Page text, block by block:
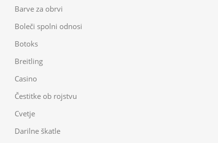
Barve za obrvi
Boleči spolni odnosi
Botoks
Breitling
Casino
Čestitke ob rojstvu
Cvetje
Darilne škatle